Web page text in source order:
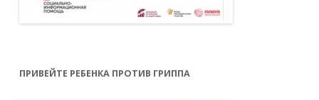
ПРИВЕЙТЕ РЕБЕНКА ПРОТИВ ГРИППА